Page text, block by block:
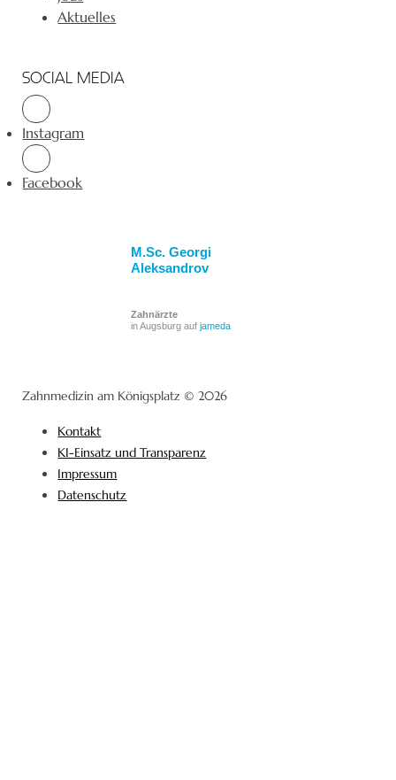
Aktuelles
SOCIAL MEDIA
Instagram
Facebook
M.Sc. Georgi
Aleksandrov
Zahnärzte
in Augsburg aufjameda
Zahnmedizin am Königsplatz © 2026
Kontakt
KI-Einsatz und Transparenz
Impressum
Datenschutz